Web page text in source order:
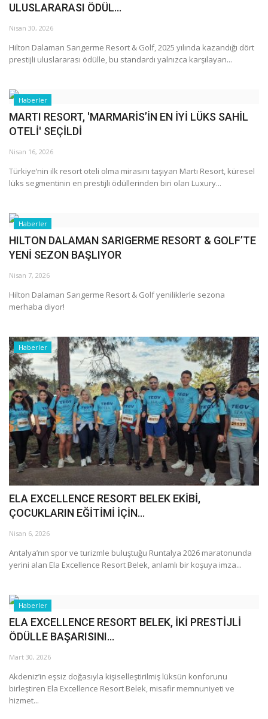
ULUSLARARASI ÖDÜL...
Nisan 30, 2026
Hilton Dalaman Sarıgerme Resort & Golf, 2025 yılında kazandığı dört
prestijli uluslararası ödülle, bu standardı yalnızca karşılayan...
Haberler
MARTI RESORT, 'MARMARİS’İN EN İYİ LÜKS SAHİL
OTELİ' SEÇİLDİ
Nisan 16, 2026
Türkiye’nin ilk resort oteli olma mirasını taşıyan Martı Resort, küresel
lüks segmentinin en prestijli ödüllerinden biri olan Luxury...
Haberler
HILTON DALAMAN SARIGERME RESORT & GOLF’TE
YENİ SEZON BAŞLIYOR
Nisan 7, 2026
Hilton Dalaman Sarıgerme Resort & Golf yeniliklerle sezona
merhaba diyor!
Haberler
ELA EXCELLENCE RESORT BELEK EKİBİ,
ÇOCUKLARIN EĞİTİMİ İÇİN...
Nisan 6, 2026
Antalya’nın spor ve turizmle buluştuğu Runtalya 2026 maratonunda
yerini alan Ela Excellence Resort Belek, anlamlı bir koşuya imza...
Haberler
ELA EXCELLENCE RESORT BELEK, İKİ PRESTİJLİ
ÖDÜLLE BAŞARISINI...
Mart 30, 2026
Akdeniz’in eşsiz doğasıyla kişiselleştirilmiş lüksün konforunu
birleştiren Ela Excellence Resort Belek, misafir memnuniyeti ve
hizmet...